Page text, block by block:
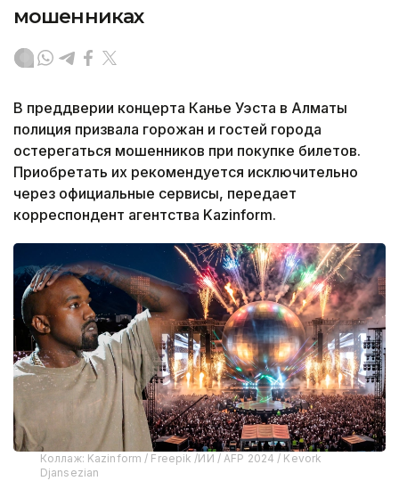
мошенниках
В преддверии концерта Канье Уэста в Алматы
полиция призвала горожан и гостей города
остерегаться мошенников при покупке билетов.
Приобретать их рекомендуется исключительно
через официальные сервисы, передает
корреспондент агентства Kazinform.
Коллаж: Kazinform / Freepik /ИИ / AFP 2024 / Kevork
Djansezian